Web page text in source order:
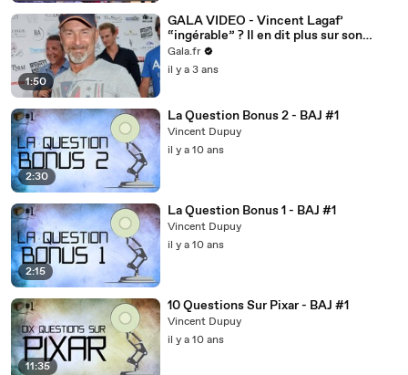
1:50
GALA VIDEO - Vincent Lagaf’
“ingérable” ? Il en dit plus sur son
départ de TF1…
Gala.fr
il y a 3 ans
2:30
La Question Bonus 2 - BAJ #1
Vincent Dupuy
il y a 10 ans
2:15
La Question Bonus 1 - BAJ #1
Vincent Dupuy
il y a 10 ans
11:35
10 Questions Sur Pixar - BAJ #1
Vincent Dupuy
il y a 10 ans